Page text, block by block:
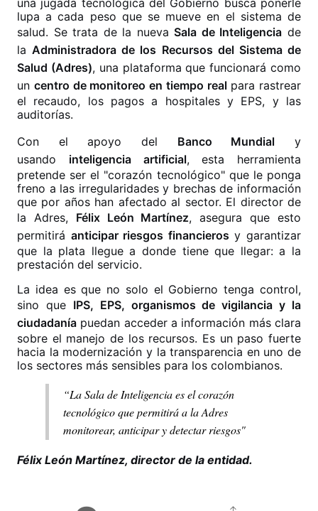
lupa a cada peso que se mueve en el sistema de
salud. Se trata de la nuevaSala de Inteligencia de
la Administradora de los Recursos del Sistema de
Salud (Adres), una plataforma que funcionará como
un centro de monitoreo en tiempo realpara rastrear
el recaudo, los pagos a hospitales y EPS, y las
auditorías.
Con el apoyo del Banco Mundial y
usando inteligencia artificial, esta herramienta
pretende ser el "corazón tecnológico" que le ponga
freno a las irregularidades y brechas de información
que por años han afectado al sector. El director de
la Adres, Félix León Martínez, asegura que esto
permitirá anticipar riesgos financieros y garantizar
que la plata llegue a donde tiene que llegar: a la
prestación del servicio.
La idea es que no solo el Gobierno tenga control,
sino que IPS, EPS, organismos de vigilancia y la
ciudadanía puedan acceder a información más clara
sobre el manejo de los recursos. Es un paso fuerte
hacia la modernización y la transparencia en uno de
los sectores más sensibles para los colombianos.
“La Sala de Inteligencia es el corazón
tecnológico que permitirá a la Adres
monitorear, anticipar y detectar riesgos"
Félix León Martínez, director de la entidad.